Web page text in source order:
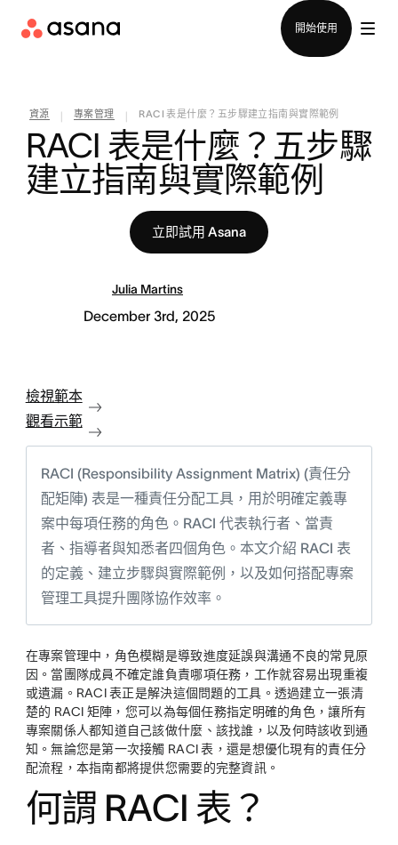
開始使用
資源 專案管理 RACI 表是什麼？五步驟建立指南與實際範例
RACI 表是什麼？五步驟
建立指南與實際範例
立即試用 Asana
Julia Martins
December 3rd, 2025
檢視範本
觀看示範
RACI (Responsibility Assignment Matrix) (責任分
配矩陣) 表是一種責任分配工具，用於明確定義專
案中每項任務的角色。RACI 代表執行者、當責
者、指導者與知悉者四個角色。本文介紹 RACI 表
的定義、建立步驟與實際範例，以及如何搭配專案
管理工具提升團隊協作效率。
在專案管理中，角色模糊是導致進度延誤與溝通不良的常見原
因。當團隊成員不確定誰負責哪項任務，工作就容易出現重複
或遺漏。RACI 表正是解決這個問題的工具。透過建立一張清
楚的 RACI 矩陣，您可以為每個任務指定明確的角色，讓所有
專案關係人都知道自己該做什麼、該找誰，以及何時該收到通
知。無論您是第一次接觸 RACI 表，還是想優化現有的責任分
配流程，本指南都將提供您需要的完整資訊。
何謂 RACI 表？